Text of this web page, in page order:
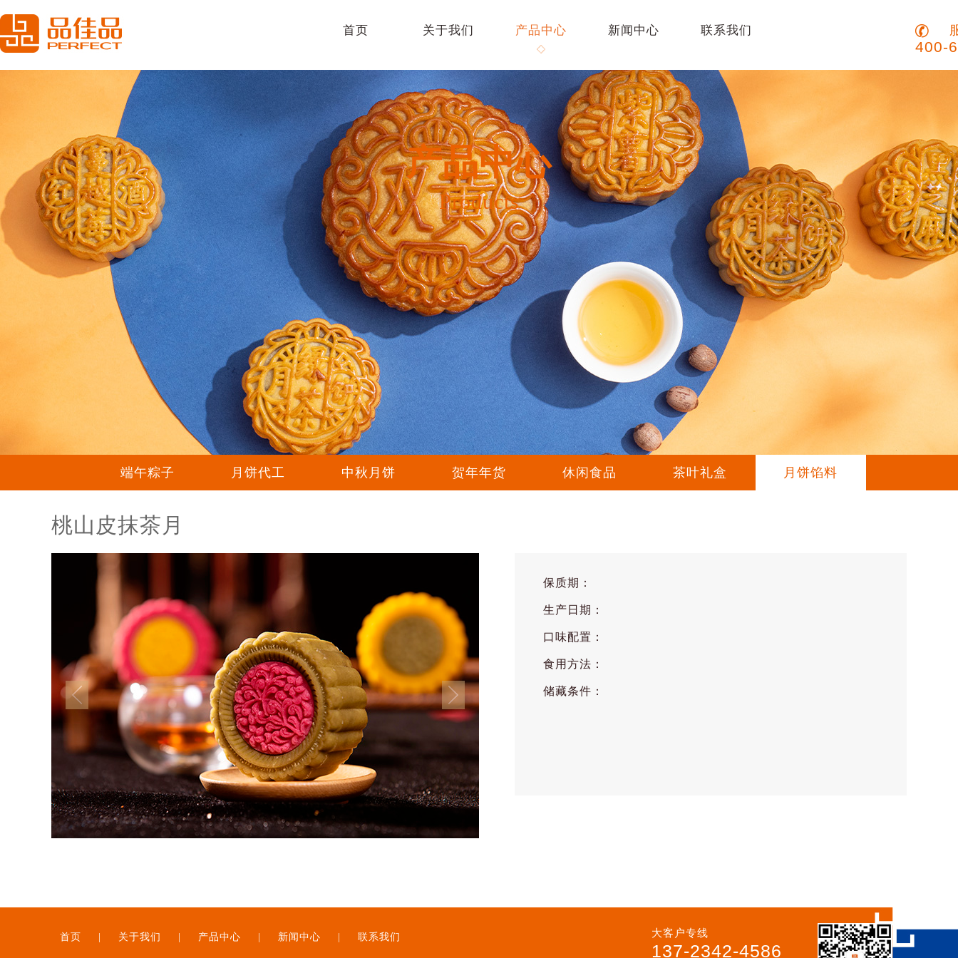
服
400-
首页 关于我们 产品中心 新闻中心 联系我们
产品中心
Products
端午粽子 月饼代工 中秋月饼 贺年年货 休闲食品 茶叶礼盒 月饼馅料
桃山皮抹茶月
保质期：
生产日期：
口味配置：
食用方法：
储藏条件：
首页 关于我们 产品中心 新闻中心 联系我们 大客户专线
137-2342-4586